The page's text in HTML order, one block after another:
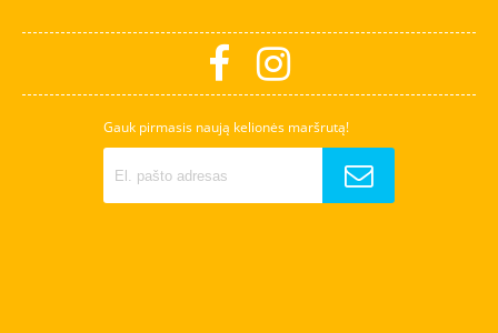
Gauk pirmasis naują kelionės maršrutą!